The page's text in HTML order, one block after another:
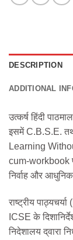
DESCRIPTION
ADDITIONAL
उत्कर्ष हिंदी
इसमें ‌C.B.S.E.
‌Learning
cum-workbook
निर्वाह और
राष्‍ट्रीय
ICSE के
निदेशालय द्‌वारा